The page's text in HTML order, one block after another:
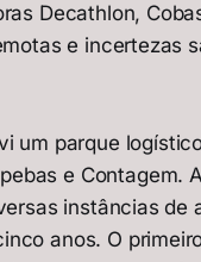
Decathlon,
e incertezas
um parque
e Contagem.
instâncias de
anos. O